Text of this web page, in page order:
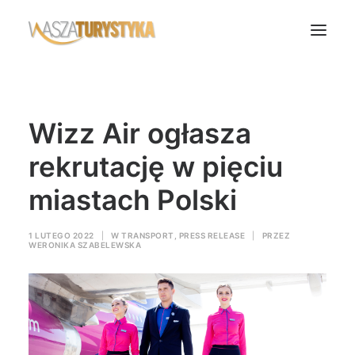
Biura podróży
Transport
Noclegi
Polska
Świat
Rok Kobiet
Wasze Podróże
Wizz Air ogłasza
rekrutację w pięciu
miastach Polski
1 LUTEGO 2022 W TRANSPORT PRESS RELEASE
PRZEZ
WERONIKA SZABELEWSKA